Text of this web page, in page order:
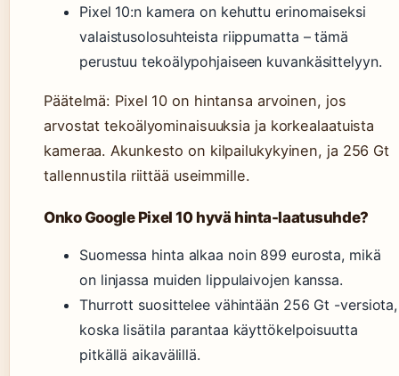
Pixel 10:n kamera on kehuttu erinomaiseksi
valaistusolosuhteista riippumatta – tämä
perustuu tekoälypohjaiseen kuvankäsittelyyn.
Päätelmä: Pixel 10 on hintansa arvoinen, jos
arvostat tekoälyominaisuuksia ja korkealaatuista
kameraa. Akunkesto on kilpailukykyinen, ja 256 Gt
tallennustila riittää useimmille.
Onko Google Pixel 10 hyvä hinta-laatusuhde?
Suomessa hinta alkaa noin 899 eurosta, mikä
on linjassa muiden lippulaivojen kanssa.
Thurrott suosittelee vähintään 256 Gt -versiota,
koska lisätila parantaa käyttökelpoisuutta
pitkällä aikavälillä.